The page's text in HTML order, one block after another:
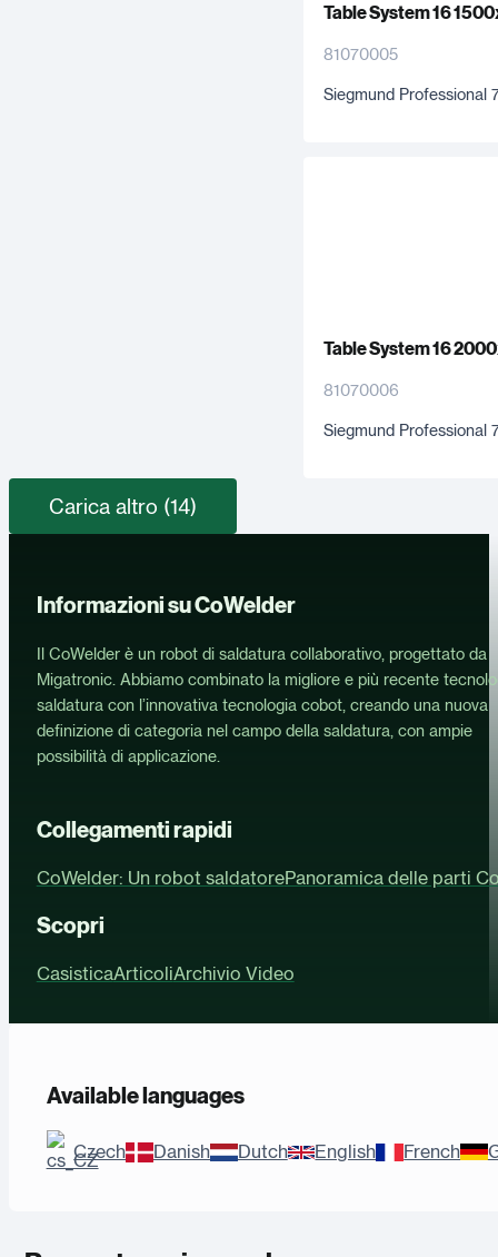
Table System 16
81070005
Siegmund Professional
Table System 16
81070006
Siegmund Professional
Carica altro (14)
Informazioni su CoWelder
Il CoWelder è un robot di saldatura collaborativo, progettato da
Migatronic. Abbiamo combinato la migliore e più recente
saldatura con l’innovativa tecnologia cobot, creando una nuova
definizione di categoria nel campo della saldatura, con ampie
possibilità di applicazione.
Collegamenti rapidi
CoWelder: Un robot saldatorePanoramica delle parti
Scopri
CasisticaArticoliArchivio Video
Available languages
Czech Danish Dutch English French